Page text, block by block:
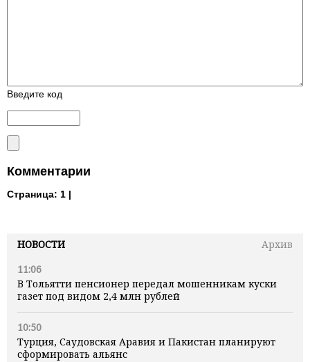
НОВОСТИ
Архив
11:06
В Тольятти пенсионер передал мошенникам куски
газет под видом 2,4 млн рублей
10:50
Турция, Саудовская Аравия и Пакистан планируют
сформировать альянс
Введите код
Комментарии
Страница: 1 |